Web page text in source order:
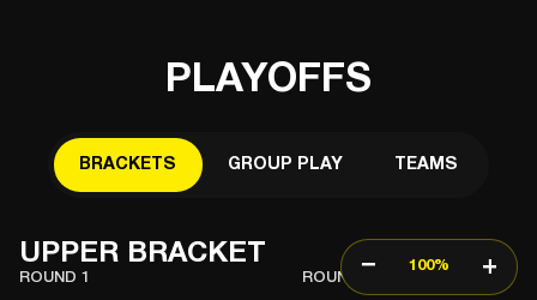
PLAYOFFS
BRACKETS GROUP PLAY TEAMS
− 100% +
UPPER BRACKET
ROUND 1 ROUND 2